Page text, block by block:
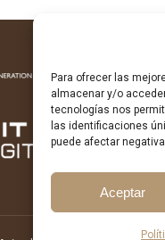
Para ofrecer las
almacenar y/o
tecnologías nos
las identificaciones
puede afectar
Aceptar